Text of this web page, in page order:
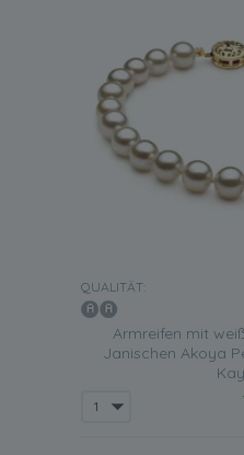
QUALITÄT:
Armreifen mit
Janischen Akoya